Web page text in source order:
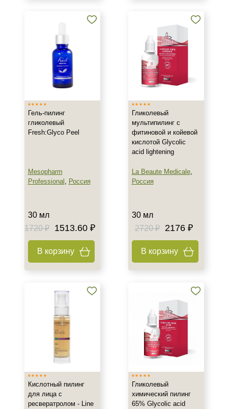
Любой возраст (от 18 лет)
Действие
Осветление
Назначение против
Акне
Возрастные изменения
Воспаление
Показать еще
Обновление клеток
Область применения
Лицо
Гель-пилинг
гликолевый
Fresh:Glyco Peel
Mesopharm
Professional , Россия
30 мл
1720 ₽
1513.60 ₽
В корзину
Гликолевый
мультипилинг с
фитиновой и койевой
кислотой Glycolic
acid lightening
La Beaute Medicale,
Россия
30 мл
2720 ₽
2176 ₽
В корзину
Кислотный пилинг
для лица с
ресвератролом - Line
Гликолевый
химический пилинг
65% Glycolic acid